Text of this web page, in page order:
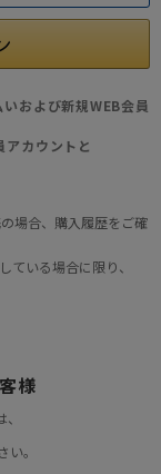
および新規WEB会員
アカウントと
場合、購入履歴をご確
いる場合に限り、
様
。